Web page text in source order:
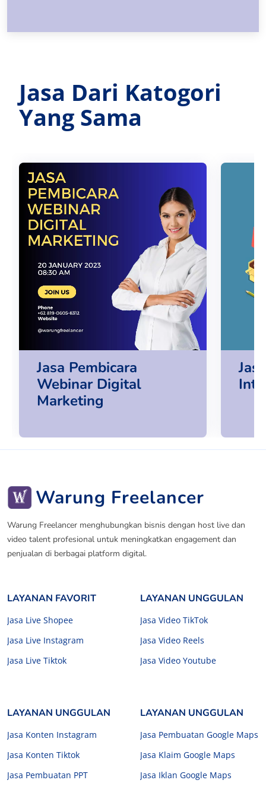
Jasa Dari Katogori
Yang Sama
Jasa Pembicara
Webinar Digital
Marketing
Warung Freelancer
Warung Freelancer menghubungkan bisnis dengan host live dan
video talent profesional untuk meningkatkan engagement dan
penjualan di berbagai platform digital.
LAYANAN FAVORIT
Jasa Live Shopee
Jasa Live Instagram
Jasa Live Tiktok
LAYANAN UNGGULAN
Jasa Video TikTok
Jasa Video Reels
Jasa Video Youtube
LAYANAN UNGGULAN
Jasa Konten Instagram
Jasa Konten Tiktok
Jasa Pembuatan PPT
LAYANAN UNGGULAN
Jasa Pembuatan Google Maps
Jasa Klaim Google Maps
Jasa Iklan Google Maps